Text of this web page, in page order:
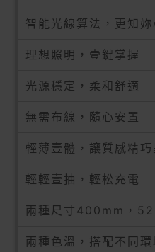
智能光線算法，更知妳
理想照明，壹鍵掌握
光源穩定，柔和舒適
無需布線，隨心安置
輕薄壹體，讓質感精巧
輕輕壹抽，輕松充電
兩種尺寸400mm，
兩種色溫，搭配不同環